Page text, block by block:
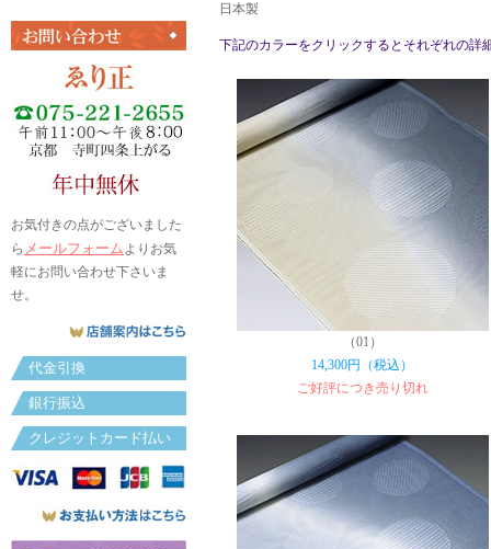
お気付きの点がございました
ら メールフォームよりお気
軽にお問い合わせ下さいま
せ。
代金引換
銀行振込
クレジットカード払い
日本製
下記のカラーをクリックするとそれぞれの詳
（01）
14,300円（税込）
ご好評につき売り切れ